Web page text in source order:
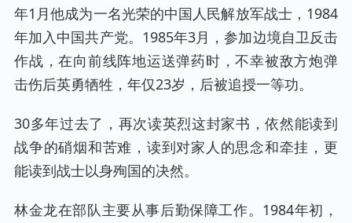
年1月他成为一名光荣的中国人民解放军战士，1984
年加入中国共产党。1985年3月，参加边境自卫反击
作战，在向前线阵地运送弹药时，不幸被敌方炮弹
击伤后英勇牺牲，年仅23岁，后被追授一等功。
30多年过去了，再次读英烈这封家书，依然能读到
战争的硝烟和苦难，读到对家人的思念和牵挂，更
能读到战士以身殉国的决然。
林金龙在部队主要从事后勤保障工作。1984年初，